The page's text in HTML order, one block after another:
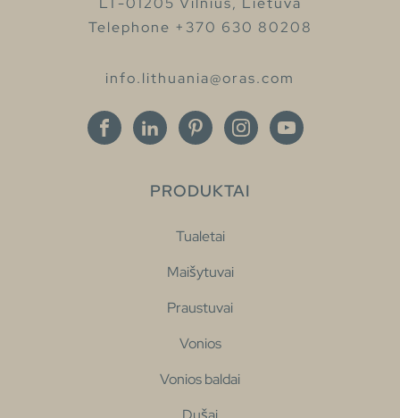
Telephone +370 630 80208
info.lithuania@oras.com
PRODUKTAI
Tualetai
Maišytuvai
Praustuvai
Vonios
Vonios baldai